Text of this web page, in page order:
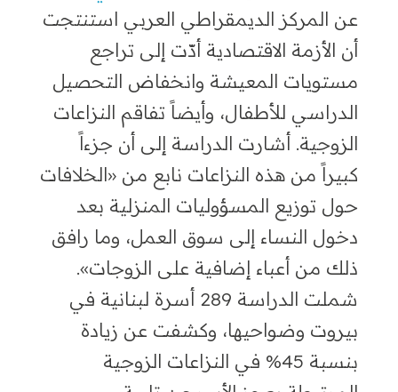
عن المركز الديمقراطي العربي استنتجت
أن الأزمة الاقتصادية أدّت إلى تراجع
مستويات المعيشة وانخفاض التحصيل
الدراسي للأطفال، وأيضاً تفاقم النزاعات
الزوجية. أشارت الدراسة إلى أن جزءاً
كبيراً من هذه النزاعات نابع من «الخلافات
حول توزيع المسؤوليات المنزلية بعد
دخول النساء إلى سوق العمل، وما رافق
ذلك من أعباء إضافية على الزوجات».
شملت الدراسة 289 أسرة لبنانية في
بيروت وضواحيها، وكشفت عن زيادة
بنسبة 45% في النزاعات الزوجية